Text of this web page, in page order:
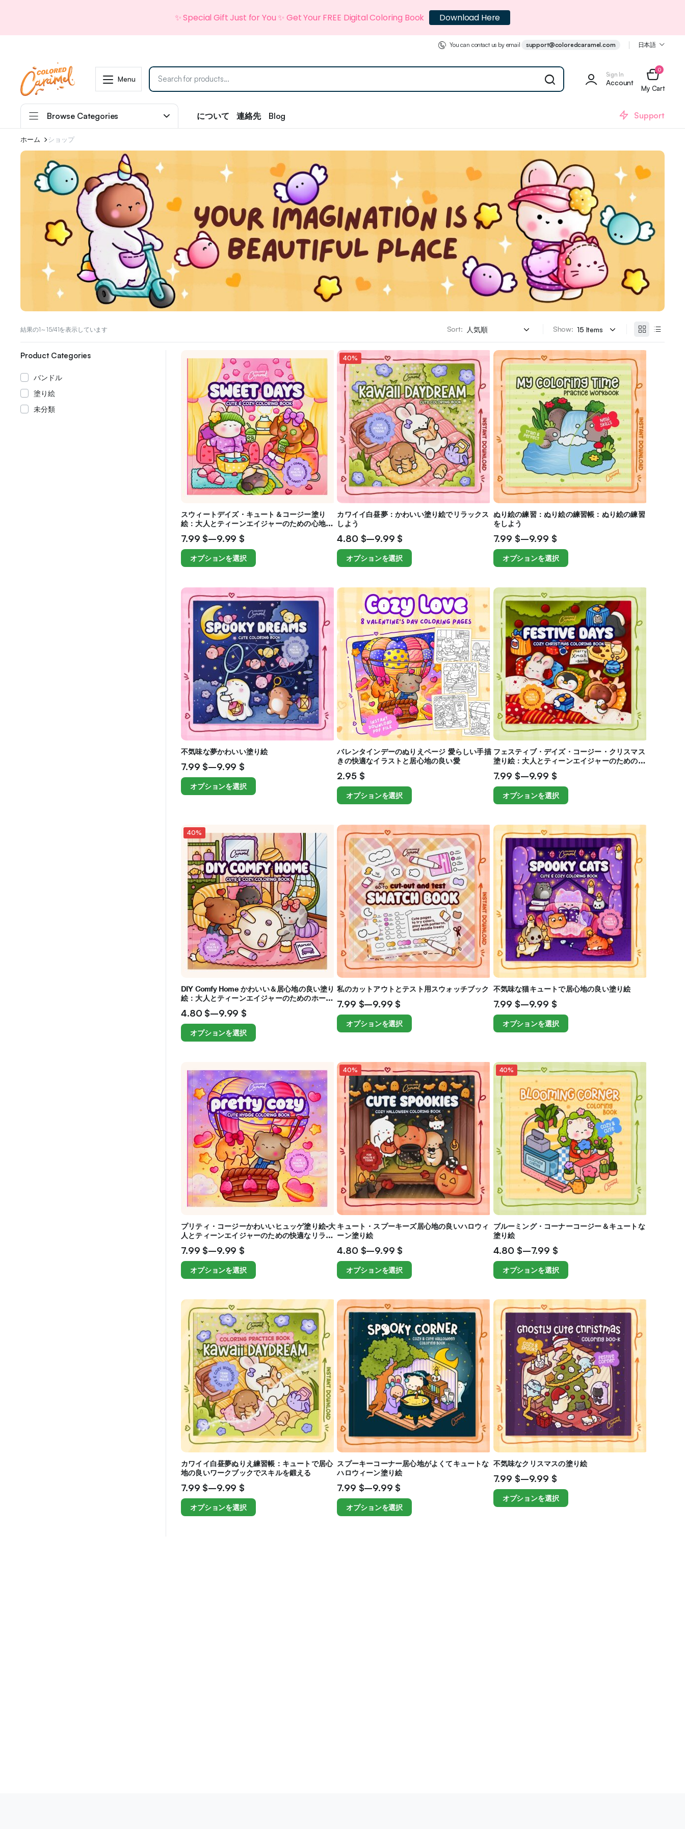
You can contact us by email support@coloredcaramel.com 日本語
Menu Sign In
Account
0
My Cart
Browse Categories について 連絡先 Blog Support
ホーム ショップ
結果の1～15/41を表示しています Sort: Show:
スウィートデイズ・キュート＆コージー塗り
絵：大人とティーンエイジャーのための心地よ
いリラクゼーション
7.99 $–9.99 $
オプションを選択
40%
カワイイ白昼夢：かわいい塗り絵でリラックス
しよう
4.80 $–9.99 $
オプションを選択
ぬり絵の練習：ぬり絵の練習帳：ぬり絵の練習
をしよう
7.99 $–9.99 $
オプションを選択
不気味な夢かわいい塗り絵
7.99 $–9.99 $
オプションを選択
バレンタインデーのぬりえページ 愛らしい手描
きの快適なイラストと居心地の良い愛
2.95 $
オプションを選択
フェスティブ・デイズ・コージー・クリスマス
塗り絵：大人とティーンエイジャーのための心
地よいリラクゼーション
7.99 $–9.99 $
オプションを選択
40%
DIY Comfy Home かわいい＆居心地の良い塗り
絵：大人とティーンエイジャーのためのホーム
メーキング・リラクゼーション
4.80 $–9.99 $
オプションを選択
私のカットアウトとテスト用スウォッチブック
7.99 $–9.99 $
オプションを選択
不気味な猫キュートで居心地の良い塗り絵
7.99 $–9.99 $
オプションを選択
プリティ・コージーかわいいヒュッゲ塗り絵-大
人とティーンエイジャーのための快適なリラク
ゼーション
7.99 $–9.99 $
オプションを選択
40%
キュート・スプーキーズ居心地の良いハロウィ
ーン塗り絵
4.80 $–9.99 $
オプションを選択
40%
ブルーミング・コーナーコージー＆キュートな
塗り絵
4.80 $–7.99 $
オプションを選択
カワイイ白昼夢ぬりえ練習帳：キュートで居心
地の良いワークブックでスキルを鍛える
7.99 $–9.99 $
オプションを選択
スプーキーコーナー居心地がよくてキュートな
ハロウィーン塗り絵
7.99 $–9.99 $
オプションを選択
不気味なクリスマスの塗り絵
7.99 $–9.99 $
オプションを選択
Product Categories
バンドル
塗り絵
未分類
✨ Special Gift Just for You ✨ Get Your FREE Digital Coloring Book Download Here